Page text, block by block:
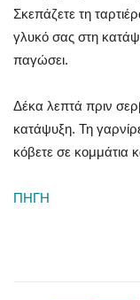
Σκεπάζετε τη
γλυκό σας στη
παγώσει.
Δέκα λεπτά πριν
κατάψυξη. Τη
κόβετε σε κομμάτια
ΠΗΓΗ